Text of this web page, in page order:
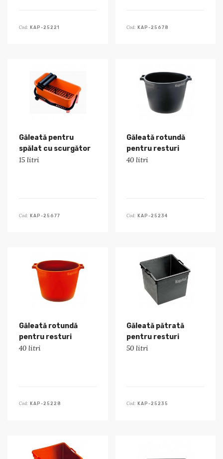
Cod: KAP-25221 Cod: KAP-25678
Găleată pentru
spălat cu scurgător
15 litri
Cod: KAP-25677
Găleată rotundă
pentru resturi
40 litri
Cod: KAP-25234
Găleată rotundă
pentru resturi
40 litri
Cod: KAP-25228
Găleată pătrată
pentru resturi
50 litri
Cod: KAP-25235